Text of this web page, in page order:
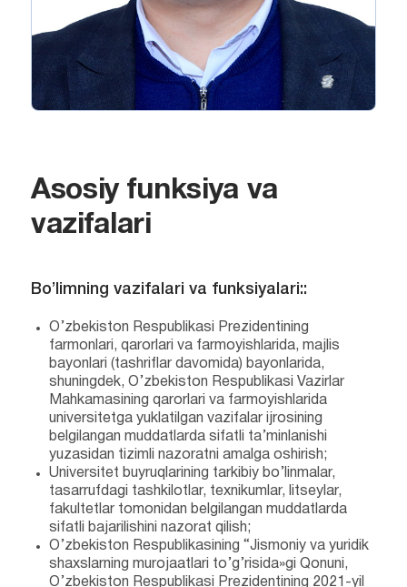
Asosiy funksiya va
vazifalari
Bo’limning vazifalari va funksiyalari::
O’zbekiston Respublikasi Prezidentining
farmonlari, qarorlari va farmoyishlarida, majlis
bayonlari (tashriflar davomida) bayonlarida,
shuningdek, O’zbekiston Respublikasi Vazirlar
Mahkamasining qarorlari va farmoyishlarida
universitetga yuklatilgan vazifalar ijrosining
belgilangan muddatlarda sifatli ta’minlanishi
yuzasidan tizimli nazoratni amalga oshirish;
Universitet buyruqlarining tarkibiy bo’linmalar,
tasarrufdagi tashkilotlar, texnikumlar, litseylar,
fakultetlar tomonidan belgilangan muddatlarda
sifatli bajarilishini nazorat qilish;
O’zbekiston Respublikasining “Jismoniy va yuridik
shaxslarning murojaatlari to’g’risida»gi Qonuni,
O’zbekiston Respublikasi Prezidentining 2021-yil